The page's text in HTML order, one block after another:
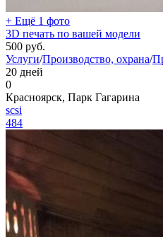
+ Ещё 1 фото
3D печать по вашей модели
500 руб.
Услуги/Производство, охрана/
20 дней
0
Красноярск, Парк Гагарина
scsi
484